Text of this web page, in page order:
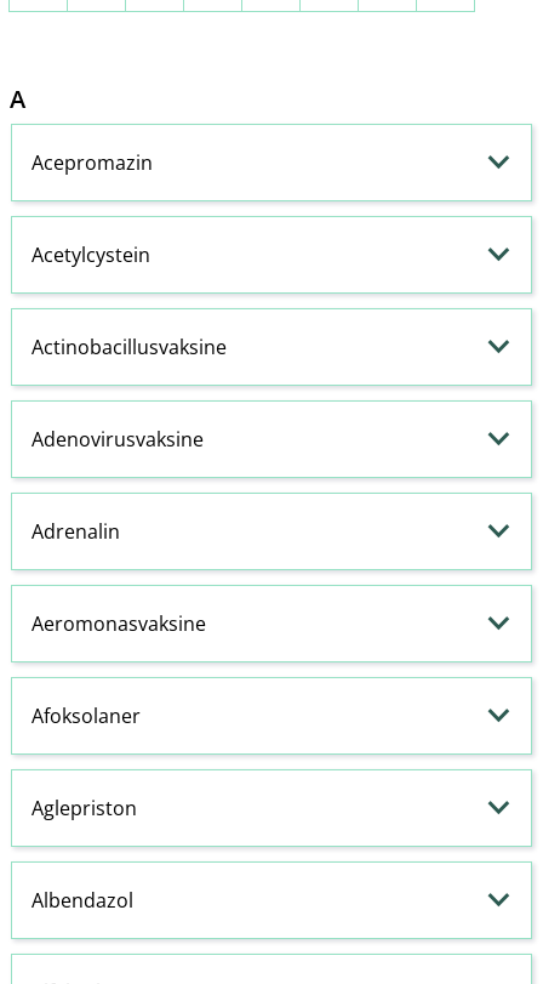
A
Acepromazin
Acetylcystein
Actinobacillusvaksine
Adenovirusvaksine
Adrenalin
Aeromonasvaksine
Afoksolaner
Aglepriston
Albendazol